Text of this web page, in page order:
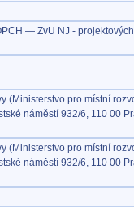
— ZvU NJ - projektových
(Ministerstvo pro místní
náměstí 932/6, 110 00
(Ministerstvo pro místní
náměstí 932/6, 110 00